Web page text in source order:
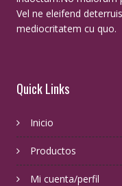
Vel ne eleifend
mediocritatem cu quo.
Quick Links
Inicio
Productos
Mi cuenta/perfil